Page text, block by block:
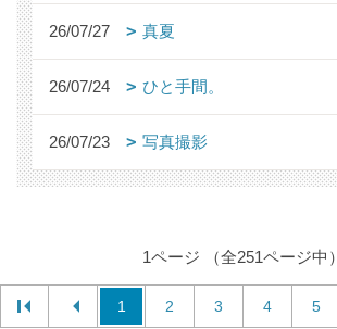
26/07/27 真夏
26/07/24 ひと手間。
26/07/23 写真撮影
1ページ （全251ページ中）
1 2 3 4 5